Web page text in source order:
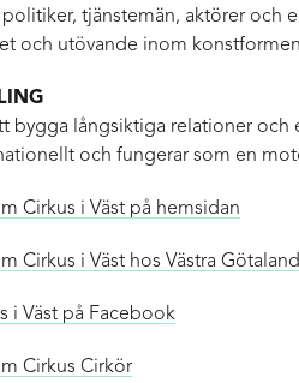
tjänstemän, aktörer och
och utövande inom
bygga långsiktiga relationer och
och fungerar som en
Cirkus i Väst på hemsidan
Cirkus i Väst hos Västra
i Väst på Facebook
Cirkus Cirkör